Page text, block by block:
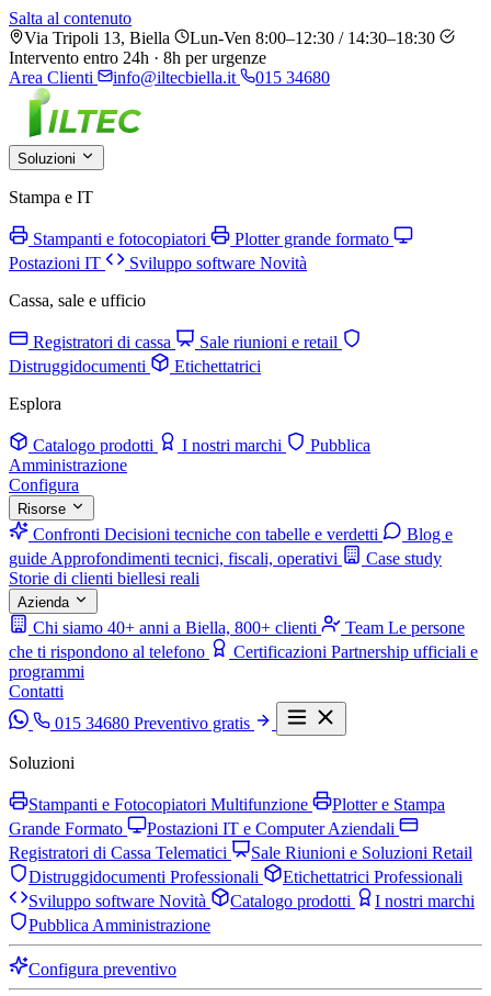
Salta al contenuto
Via Tripoli 13, Biella
Lun-Ven 8:00–12:30 / 14:30–18:30
Intervento entro 24h · 8h per urgenze
Area Clienti
info@iltecbiella.it 015 34680
Soluzioni
Stampa e IT
Stampanti e fotocopiatori
Plotter grande formato
Postazioni IT
Sviluppo software Novità
Cassa, sale e ufficio
Registratori di cassa
Sale riunioni e retail
Distruggidocumenti
Etichettatrici
Esplora
Catalogo prodotti I nostri marchi
Pubblica
Amministrazione
Configura
Risorse
Confronti Decisioni tecniche con tabelle e verdetti
Blog e
guide Approfondimenti tecnici, fiscali, operativi
Case study
Storie di clienti biellesi reali
Azienda
Chi siamo 40+ anni a Biella, 800+ clienti Team Le persone
che ti rispondono al telefono
Certificazioni Partnership ufficiali e
programmi
Contatti
015 34680 Preventivo gratis
Soluzioni
Stampanti e Fotocopiatori Multifunzione
Plotter e Stampa
Grande Formato
Postazioni IT e Computer Aziendali
Registratori di Cassa Telematici
Sale Riunioni e Soluzioni Retail
Distruggidocumenti Professionali
Etichettatrici Professionali
Sviluppo software Novità Catalogo prodotti
I nostri marchi
Pubblica Amministrazione
Configura preventivo